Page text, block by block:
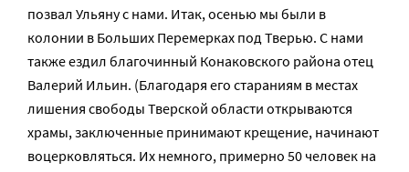
позвал Ульяну с нами. Итак, осенью мы были в
колонии в Больших Перемерках под Тверью. С нами
также ездил благочинный Конаковского района отец
Валерий Ильин. (Благодаря его стараниям в местах
лишения свободы Тверской области открываются
храмы, заключенные принимают крещение, начинают
воцерковляться. Их немного, примерно 50 человек на